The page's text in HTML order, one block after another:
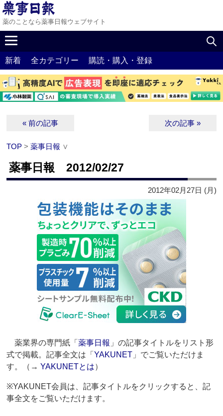
薬のことなら薬事日報ウェブサイト
新着 全カテゴリー 購読・購入・登録
« 前の記事 次の記事 »
TOP >薬事日報 ∨
薬事日報 2012/02/27
2012年02月27日 (月)
薬業界の専門紙「薬事日報 」の記事タイトルをリスト形
式で掲載。記事全文は「YAKUNET 」でご覧いただけま
す。（→YAKUNETとは）
※YAKUNET会員は、記事タイトルをクリックすると、記
事全文をご覧いただけます。